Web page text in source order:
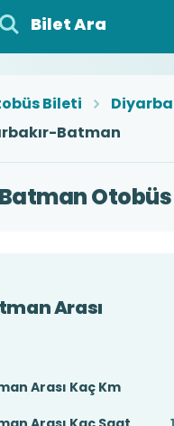
Bilet Ara
Bileti
Batman
Arası
Arası Kaç Km